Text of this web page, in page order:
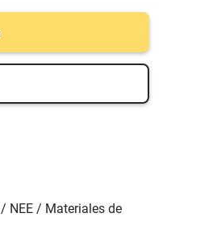
NEE / Materiales de